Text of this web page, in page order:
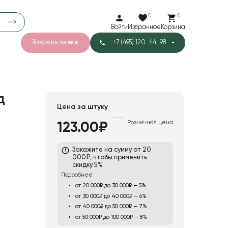
Войти
0
Избранное
0
Корзина
Заказать звонок +7 (495) 120-44-98
Цена за штуку
123.00₽ Розничная цена
Закажите на сумму от 20
000₽, чтобы применить
скидку 5%
Подробнее
от 20 000₽ до 30 000₽ — 5%
от 30 000₽ до 40 000₽ — 6%
от 40 000₽ до 50 000₽ — 7%
от 50 000₽ до 100 000₽ — 8%